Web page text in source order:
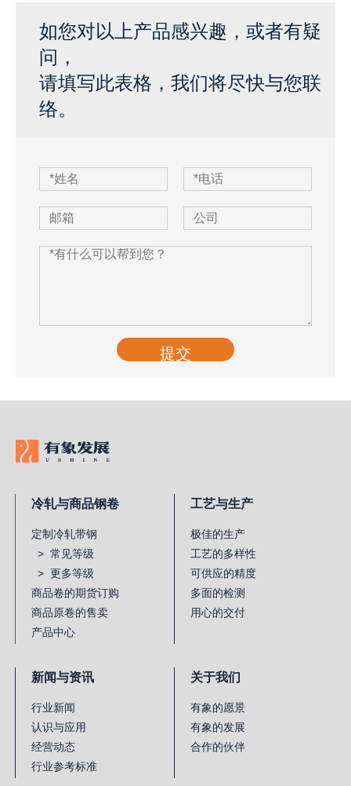
如您对以上产品感兴趣，或者有疑
问，
请填写此表格，我们将尽快与您联
络。
提交
冷轧与商品钢卷
定制冷轧带钢
> 常见等级
> 更多等级
商品卷的期货订购
商品原卷的售卖
产品中心
工艺与生产
极佳的生产
工艺的多样性
可供应的精度
多面的检测
用心的交付
新闻与资讯
行业新闻
认识与应用
经营动态
行业参考标准
关于我们
有象的愿景
有象的发展
合作的伙伴